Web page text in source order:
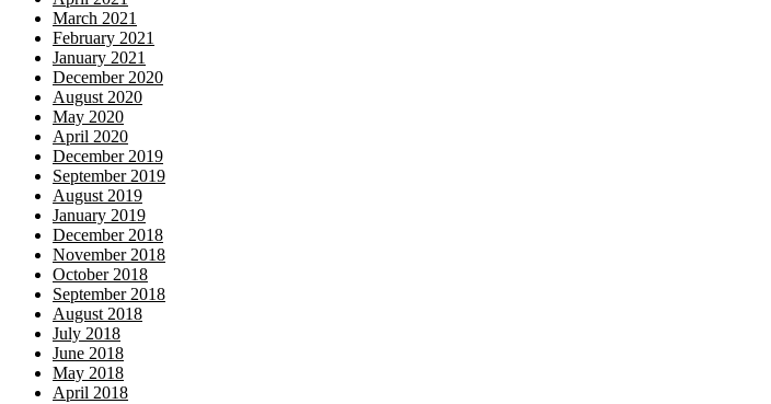
March 2021
February 2021
January 2021
December 2020
August 2020
May 2020
April 2020
December 2019
September 2019
August 2019
January 2019
December 2018
November 2018
October 2018
September 2018
August 2018
July 2018
June 2018
May 2018
April 2018